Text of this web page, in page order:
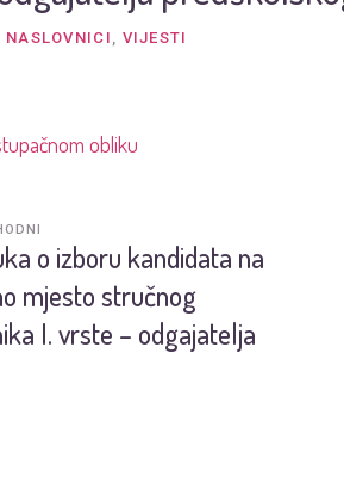
NASLOVNICI, VIJESTI
obliku
o izboru kandidata na
mjesto stručnog
I. vrste – odgajatelja